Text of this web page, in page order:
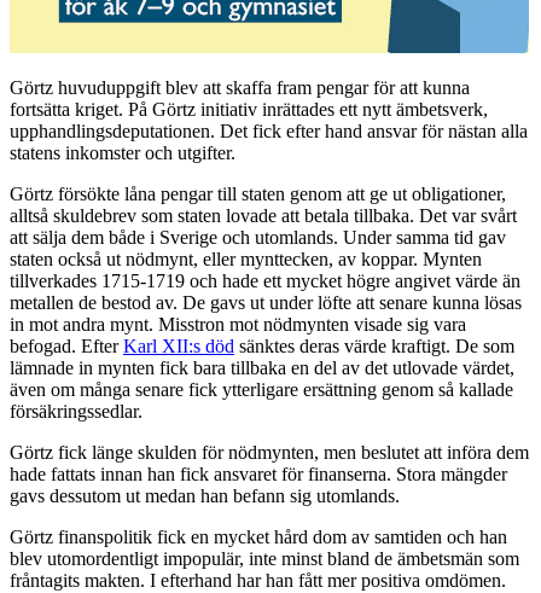
Görtz huvuduppgift blev att skaffa fram pengar för att kunna
fortsätta kriget. På Görtz initiativ inrättades ett nytt ämbetsverk,
upphandlingsdeputationen. Det fick efter hand ansvar för nästan alla
statens inkomster och utgifter.
Görtz försökte låna pengar till staten genom att ge ut obligationer,
alltså skuldebrev som staten lovade att betala tillbaka. Det var svårt
att sälja dem både i Sverige och utomlands. Under samma tid gav
staten också ut nödmynt, eller mynttecken, av koppar. Mynten
tillverkades 1715-1719 och hade ett mycket högre angivet värde än
metallen de bestod av. De gavs ut under löfte att senare kunna lösas
in mot andra mynt. Misstron mot nödmynten visade sig vara
befogad. EfterKarl XII:s död sänktes deras värde kraftigt. De som
lämnade in mynten fick bara tillbaka en del av det utlovade värdet,
även om många senare fick ytterligare ersättning genom så kallade
försäkringssedlar.
Görtz fick länge skulden för nödmynten, men beslutet att införa dem
hade fattats innan han fick ansvaret för finanserna. Stora mängder
gavs dessutom ut medan han befann sig utomlands.
Görtz finanspolitik fick en mycket hård dom av samtiden och han
blev utomordentligt impopulär, inte minst bland de ämbetsmän som
fråntagits makten. I efterhand har han fått mer positiva omdömen.